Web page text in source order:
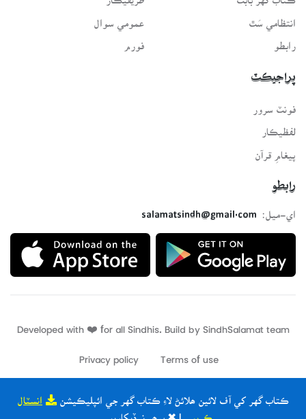
ڪتاب گهر کي آف لائين ھلائڻ لاءِ ڪتاب گهر جي ائپليڪيشن انسٽال
| ✖ ٻيھر نہ ڏيکاريو
انتظامي سَٿ
رابطو
عمومي سوال
فورم
پراجيڪٽ
لفظيڪار
پيغامِ قرآن
رابطو
اي-ميل:
salamatsindh@gmail.com
Developed with ❤️ for all Sindhis. Build by
Terms of use